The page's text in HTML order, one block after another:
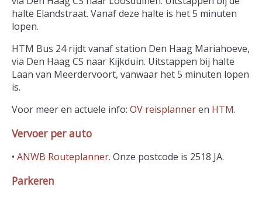
halte Elandstraat. Vanaf deze halte is het 5 minuten
lopen.
HTM Bus 24 rijdt vanaf station Den Haag Mariahoeve,
via Den Haag CS naar Kijkduin. Uitstappen bij halte
Laan van Meerdervoort, vanwaar het 5 minuten lopen
is.
Voor meer en actuele info: OV reisplanneren HTM.
Vervoer per auto
• ANWB Routeplanner. Onze postcode is 2518 JA.
Parkeren